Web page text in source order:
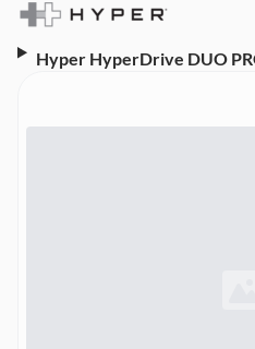
Hyper HyperDrive DUO